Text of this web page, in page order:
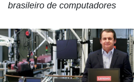
brasileiro de computadores